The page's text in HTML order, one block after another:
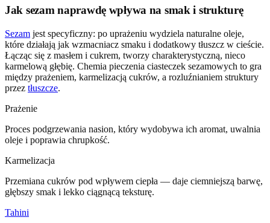
Jak sezam naprawdę wpływa na smak i strukturę
Sezam jest specyficzny: po uprażeniu wydziela naturalne oleje,
które działają jak wzmacniacz smaku i dodatkowy tłuszcz w cieście.
Łącząc się z masłem i cukrem, tworzy charakterystyczną, nieco
karmelową głębię. Chemia pieczenia ciasteczek sezamowych to gra
między prażeniem, karmelizacją cukrów, a rozluźnianiem struktury
przez tłuszcze.
Prażenie
Proces podgrzewania nasion, który wydobywa ich aromat, uwalnia
oleje i poprawia chrupkość.
Karmelizacja
Przemiana cukrów pod wpływem ciepła — daje ciemniejszą barwę,
głębszy smak i lekko ciągnącą teksturę.
Tahini